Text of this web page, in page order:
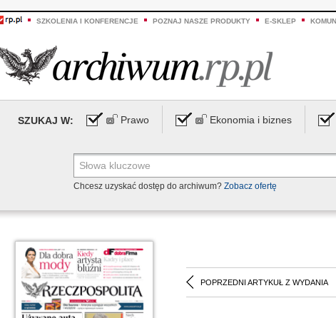
SZKOLENIA I KONFERENCJE POZNAJ NASZE PRODUKTY E-SKLEP
SZUKAJ W: Prawo Ekonomia i biznes
Chcesz uzyskać dostęp do archiwum? Zobacz ofertę
POPRZEDNI ARTYKUŁ Z WYDANIA